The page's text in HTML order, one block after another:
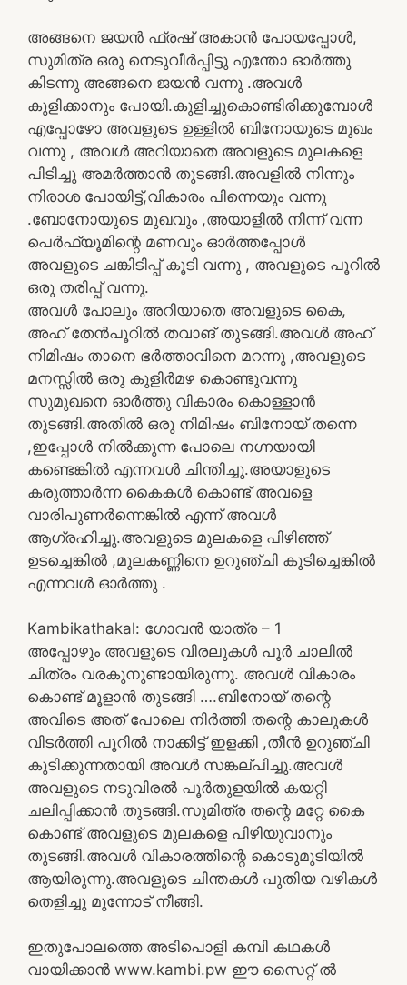
അങ്ങനെ ജയൻ ഫ്രഷ് അകാൻ പോയപ്പോൾ,
സുമിത്ര ഒരു നെടുവീർപ്പിട്ടു എന്തോ ഓർത്തു
കിടന്നു അങ്ങനെ ജയൻ വന്നു .അവൾ
കുളിക്കാനും പോയി.കുളിച്ചുകൊണ്ടിരിക്കുമ്പോൾ
എപ്പോഴോ അവളുടെ ഉള്ളിൽ ബിനോയുടെ മുഖം
വന്നു , അവൾ അറിയാതെ അവളുടെ മുലകളെ
പിടിച്ചു അമർത്താൻ തുടങ്ങി.അവളിൽ നിന്നും
നിരാശ പോയിട്ട്,വികാരം പിന്നെയും വന്നു
.ബോനോയുടെ മുഖവും ,അയാളിൽ നിന്ന് വന്ന
പെർഫ്യൂമിന്റെ മണവും ഓർത്തപ്പോൾ
അവളുടെ ചങ്കിടിപ്പ് കൂടി വന്നു , അവളുടെ പൂറിൽ
ഒരു തരിപ്പ് വന്നു.
അവൾ പോലും അറിയാതെ അവളുടെ കൈ,
അഹ് തേൻപൂറിൽ തവാങ് തുടങ്ങി.അവൾ അഹ്
നിമിഷം താനെ ഭർത്താവിനെ മറന്നു ,അവളുടെ
മനസ്സിൽ ഒരു കുളിർമഴ കൊണ്ടുവന്നു
സുമുഖനെ ഓർത്തു വികാരം കൊള്ളാൻ
തുടങ്ങി.അതിൽ ഒരു നിമിഷം ബിനോയ് തന്നെ
,ഇപ്പോൾ നിൽക്കുന്ന പോലെ നഗ്നയായി
കണ്ടെങ്കിൽ എന്നവൾ ചിന്തിച്ചു.അയാളുടെ
കരുത്താർന്ന കൈകൾ കൊണ്ട് അവളെ
വാരിപുണർന്നെങ്കിൽ എന്ന് അവൾ
ആഗ്രഹിച്ചു.അവളുടെ മുലകളെ പിഴിഞ്ഞ്
ഉടച്ചെങ്കിൽ ,മുലകണ്ണിനെ ഉറുഞ്ചി കുടിച്ചെങ്കിൽ
എന്നവൾ ഓർത്തു .
Kambikathakal: ഗോവൻ യാത്ര – 1
അപ്പോഴും അവളുടെ വിരലുകൾ പൂർ ചാലിൽ
ചിത്രം വരകുനുണ്ടായിരുന്നു. അവൾ വികാരം
കൊണ്ട് മൂളാൻ തുടങ്ങി ….ബിനോയ് തന്റെ
അവിടെ അത് പോലെ നിർത്തി തന്റെ കാലുകൾ
വിടർത്തി പൂറിൽ നാക്കിട്ട് ഇളക്കി ,തീൻ ഉറുഞ്ചി
കുടിക്കുന്നതായി അവൾ സങ്കല്പിച്ചു.അവൾ
അവളുടെ നടുവിരൽ പൂർതുളയിൽ കയറ്റി
ചലിപ്പിക്കാൻ തുടങ്ങി.സുമിത്ര തന്റെ മറ്റേ കൈ
കൊണ്ട് അവളുടെ മുലകളെ പിഴിയുവാനും
തുടങ്ങി.അവൾ വികാരത്തിന്റെ കൊടുമുടിയിൽ
ആയിരുന്നു.അവളുടെ ചിന്തകൾ പുതിയ വഴികൾ
തെളിച്ചു മുന്നോട് നീങ്ങി.
ഇതുപോലത്തെ അടിപൊളി കമ്പി കഥകൾ
വായിക്കാൻ www.kambi.pw ഈ സൈറ്റ് ൽ